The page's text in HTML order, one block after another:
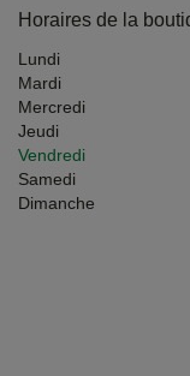
Horaires de la
Lundi
Mardi
Mercredi
Jeudi
Vendredi
Samedi
Dimanche